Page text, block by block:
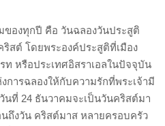
องทุกปี คือ วันฉลองวันประสูติ
สต์ โดยพระองค์ประสูติที่เมือง
รท หรือประเทศอิสราเอลในปัจจุบัน
การฉลองให้กับความรักที่พระเจ้ามี
ที่ 24 ธันวาคมจะเป็นวันคริสต์มา
ถึงวัน คริสต์มาส หลายครอบครัว